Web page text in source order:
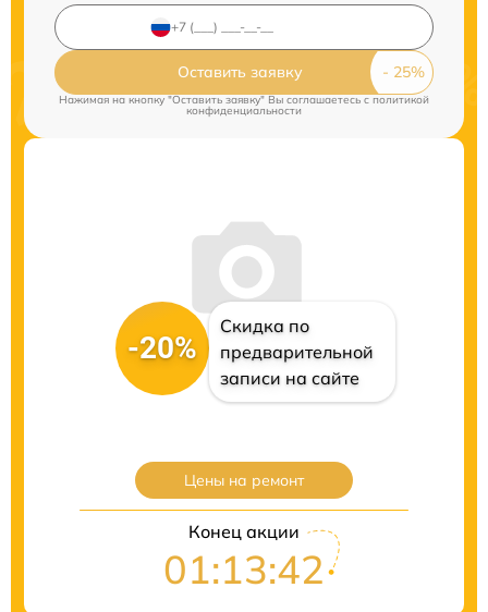
Оставить заявку
Нажимая на кнопку "Оставить заявку" Вы соглашаетесь cполитикой
конфиденциальности
-20%
Скидка по
предварительной
записи на сайте
Цены на ремонт
Конец акции
01:13:42